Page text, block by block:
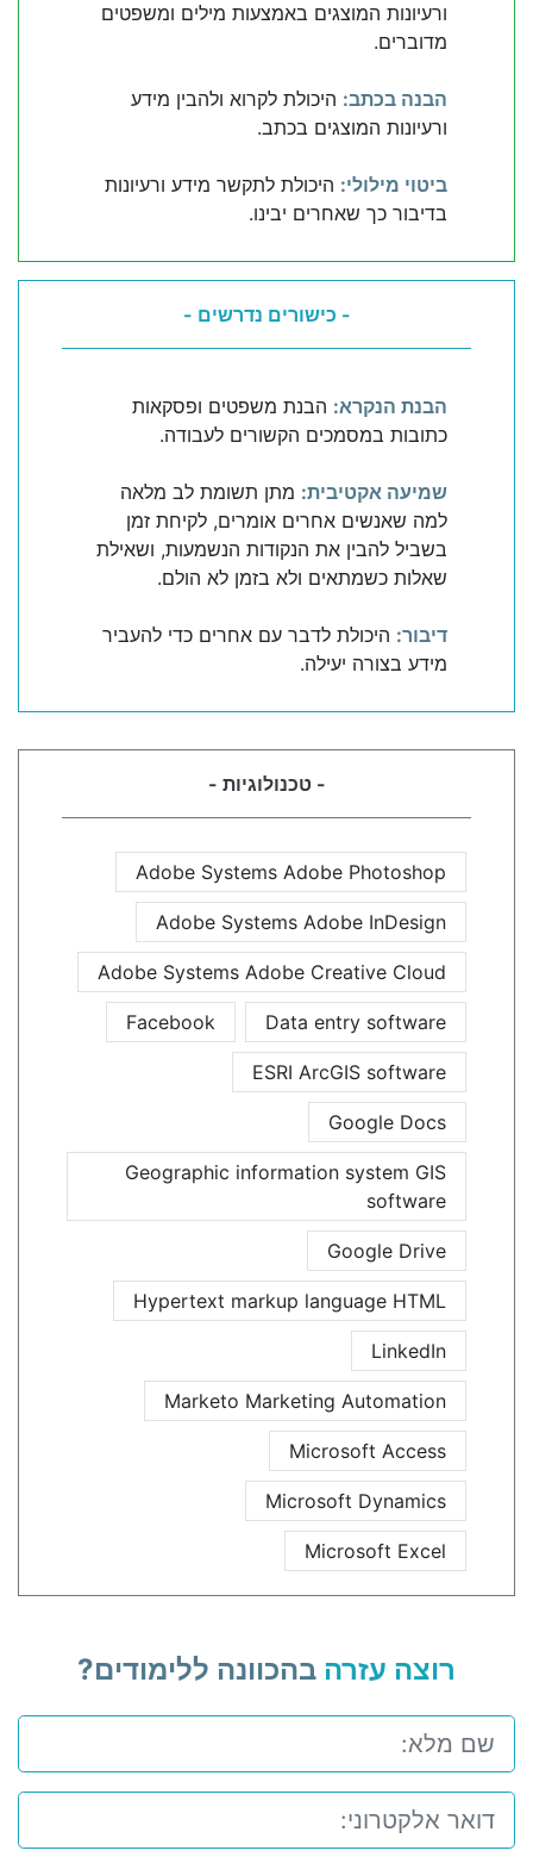
ורעיונות המוצגים באמצעות מילים ומשפטים
מדוברים.
הבנה בכתב: היכולת לקרוא ולהבין מידע
ורעיונות המוצגים בכתב.
ביטוי מילולי: היכולת לתקשר מידע ורעיונות
בדיבור כך שאחרים יבינו.
- כישורים נדרשים -
הבנת הנקרא: הבנת משפטים ופסקאות
כתובות במסמכים הקשורים לעבודה.
שמיעה אקטיבית: מתן תשומת לב מלאה
למה שאנשים אחרים אומרים, לקיחת זמן
בשביל להבין את הנקודות הנשמעות, ושאילת
שאלות כשמתאים ולא בזמן לא הולם.
דיבור: היכולת לדבר עם אחרים כדי להעביר
מידע בצורה יעילה.
- טכנולוגיות -
Adobe Systems Adobe Photoshop
Adobe Systems Adobe InDesign
Adobe Systems Adobe Creative Cloud
Data entry software
Facebook
ESRI ArcGIS software
Google Docs
Geographic information system GIS
software
Google Drive
Hypertext markup language HTML
LinkedIn
Marketo Marketing Automation
Microsoft Access
Microsoft Dynamics
Microsoft Excel
רוצה עזרה בהכוונה ללימודים?